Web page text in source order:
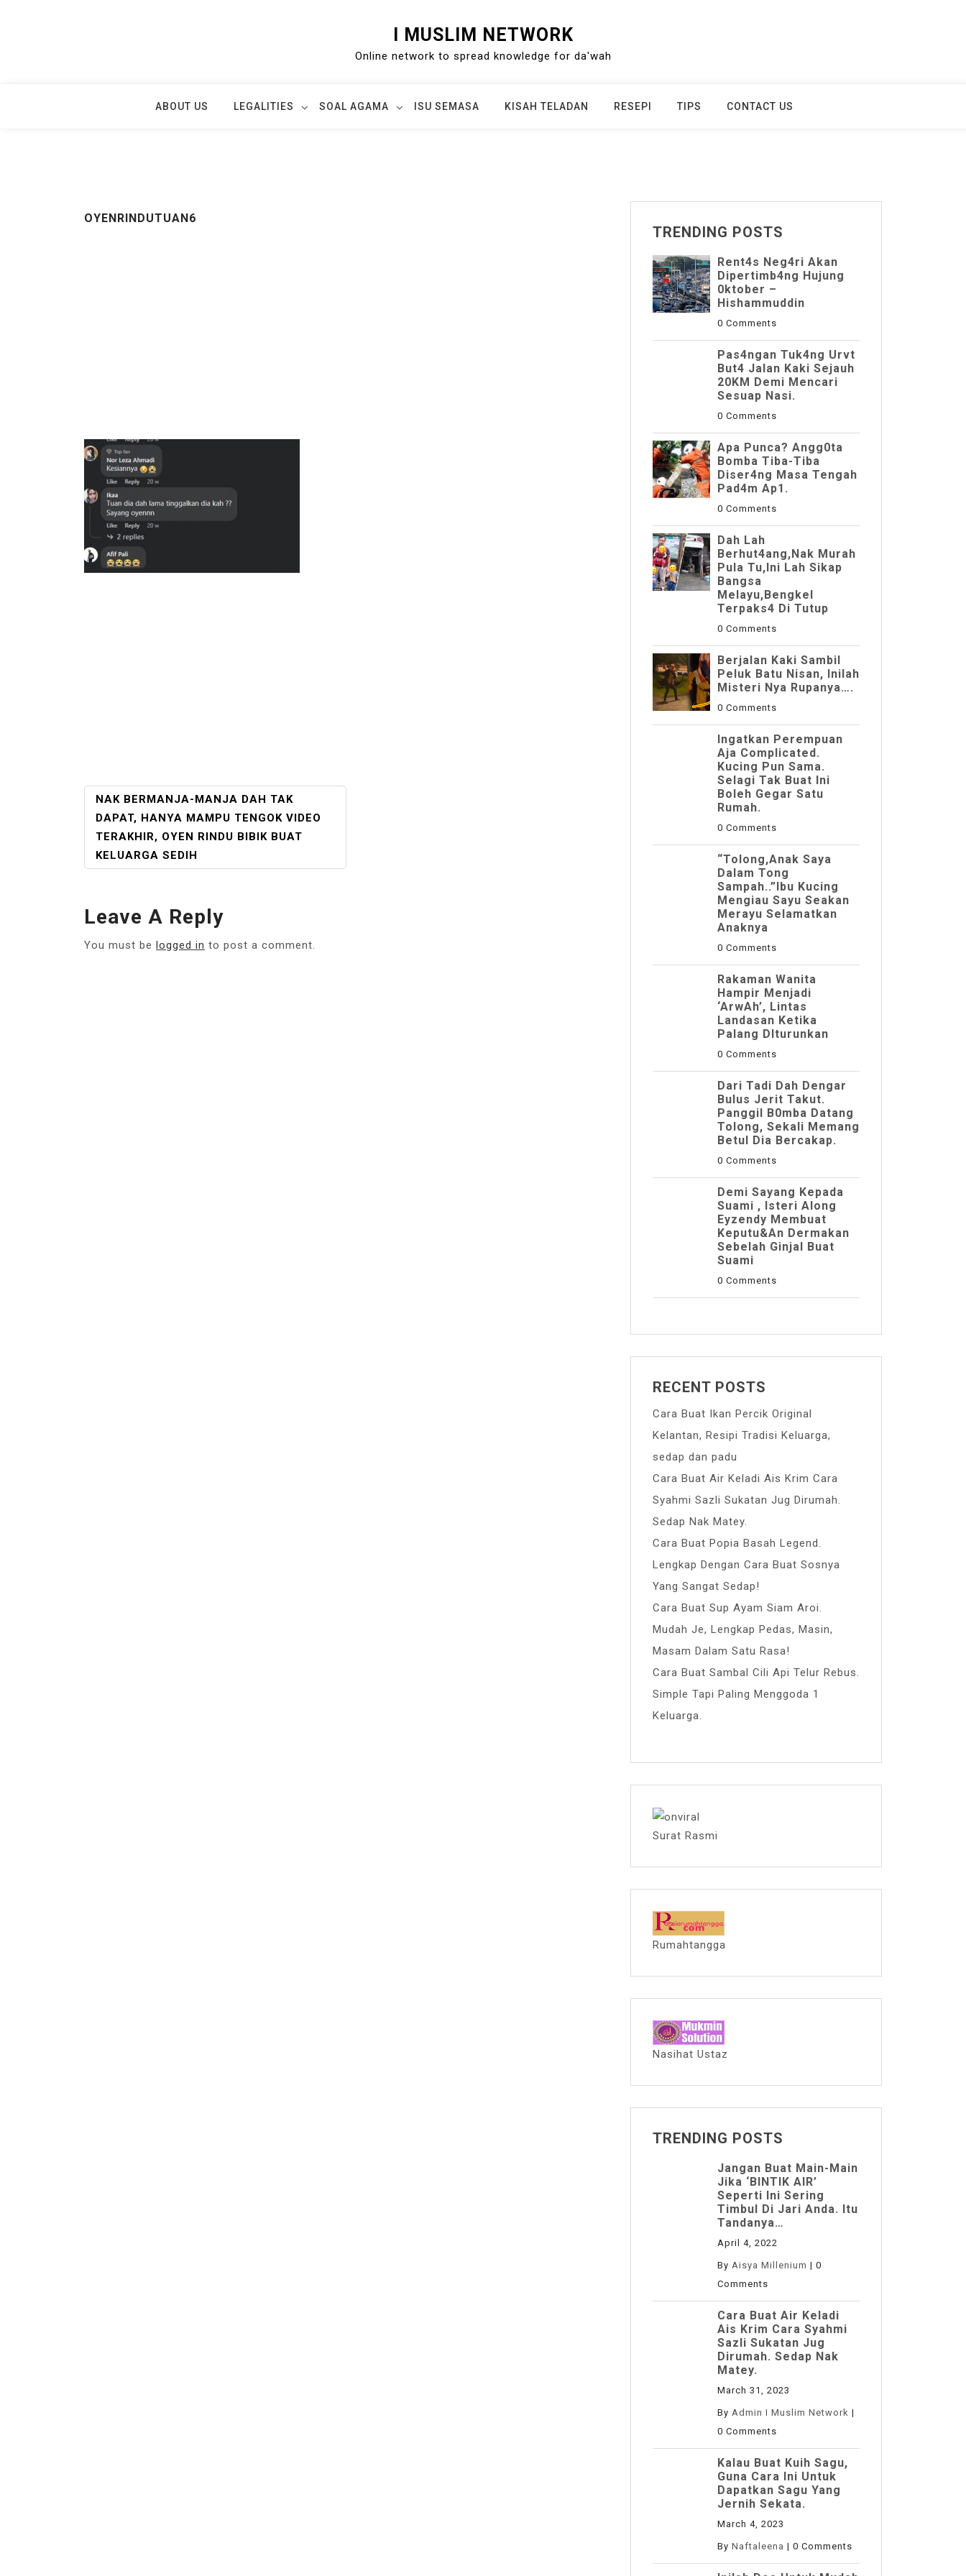
I MUSLIM NETWORK
Online network to spread knowledge for da'wah
ABOUT US LEGALITIES SOAL AGAMA ISU SEMASA KISAH TELADAN RESEPI TIPS CONTACT US
OYENRINDUTUAN6
POST
NAVIGATION
NAK BERMANJA-MANJA DAH TAK
DAPAT, HANYA MAMPU TENGOK VIDEO
TERAKHIR, OYEN RINDU BIBIK BUAT
KELUARGA SEDIH
Leave A Reply
You must be logged in to post a comment.
TRENDING POSTS
Rent4s Neg4ri Akan
Dipertimb4ng Hujung
0ktober –
Hishammuddin
0 Comments
Pas4ngan Tuk4ng Urvt
But4 JaIan Kaki Sejauh
20KM Demi Mencari
Sesuap Nasi.
0 Comments
Apa Punca? Angg0ta
Bomba Tiba-Tiba
Diser4ng Masa Tengah
Pad4m Ap1.
0 Comments
Dah Lah
Berhut4ang,Nak Murah
Pula Tu,Ini Lah Sikap
Bangsa
Melayu,Bengkel
Terpaks4 Di Tutup
0 Comments
Berjalan Kaki Sambil
Peluk Batu Nisan, Inilah
Misteri Nya Rupanya….
0 Comments
Ingatkan Perempuan
Aja Complicated.
Kucing Pun Sama.
Selagi Tak Buat Ini
Boleh Gegar Satu
Rumah.
0 Comments
“Tolong,Anak Saya
Dalam Tong
Sampah..”Ibu Kucing
Mengiau Sayu Seakan
Merayu Selamatkan
Anaknya
0 Comments
Rakaman Wanita
Hampir Menjadi
‘ArwAh’, Lintas
Landasan Ketika
Palang DIturunkan
0 Comments
Dari Tadi Dah Dengar
Bulus Jerit Takut.
Panggil B0mba Datang
Tolong, Sekali Memang
Betul Dia Bercakap.
0 Comments
Demi Sayang Kepada
Suami , Isteri Along
Eyzendy Membuat
Keputu&an Dermakan
Sebelah Ginjal Buat
Suami
0 Comments
RECENT POSTS
Cara Buat Ikan Percik Original
Kelantan, Resipi Tradisi Keluarga,
sedap dan padu
Cara Buat Air Keladi Ais Krim Cara
Syahmi Sazli Sukatan Jug Dirumah.
Sedap Nak Matey.
Cara Buat Popia Basah Legend.
Lengkap Dengan Cara Buat Sosnya
Yang Sangat Sedap!
Cara Buat Sup Ayam Siam Aroi.
Mudah Je, Lengkap Pedas, Masin,
Masam Dalam Satu Rasa!
Cara Buat Sambal Cili Api Telur Rebus.
Simple Tapi Paling Menggoda 1
Keluarga.
Surat Rasmi
Rumahtangga
Nasihat Ustaz
TRENDING POSTS
Jangan Buat Main-Main
Jika ‘BINTIK AIR’
Seperti Ini Sering
Timbul Di Jari Anda. Itu
Tandanya…
April 4, 2022
By Aisya Millenium | 0
Comments
Cara Buat Air Keladi
Ais Krim Cara Syahmi
Sazli Sukatan Jug
Dirumah. Sedap Nak
Matey.
March 31, 2023
By Admin I Muslim Network |
0 Comments
Kalau Buat Kuih Sagu,
Guna Cara Ini Untuk
Dapatkan Sagu Yang
Jernih Sekata.
March 4, 2023
By Naftaleena | 0 Comments